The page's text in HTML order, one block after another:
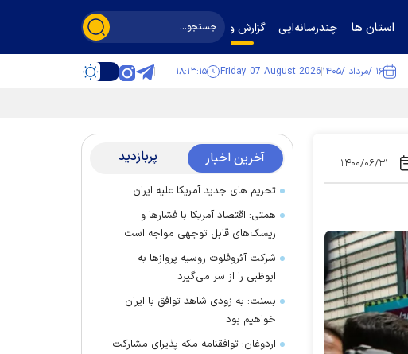
استان ها چندرسانه‌ایی گزارش و گفت‌وگو
۱۶ /مرداد /۱۴۰۵ Friday 07 August 2026 ۱۸:۱۳:۱۷
۱۴۰۰/۰۶/۳۱ آخرین اخبار پربازدید
تحریم های جدید آمریکا علیه ایران
همتی: اقتصاد آمریکا با فشارها و
ریسک‌های قابل توجهی مواجه است
شرکت آئروفلوت روسیه پرواز‌ها به
ابوظبی را از سر می‌گیرد
بسنت: به زودی شاهد توافق با ایران
خواهیم بود
اردوغان: توافقنامه مکه پذیرای مشارکت